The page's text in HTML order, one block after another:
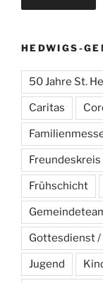
HEDWIGS-
50 Jahre St.
Caritas
Frühschicht
Gottesdienst
Jugend